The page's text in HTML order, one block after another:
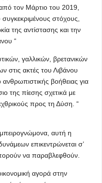
τον Μάρτιο του 2019,
στόχους,
της αντίστασης και την
“
γαλλικών, βρετανικών
στις ακτές του Λιβάνου
ανθρωπιστικής βοήθειας για
της πίεσης σχετικά με
προς τη Δύση. “
αυτή η
επικεντρώνεται σ’
να παραβλεφθούν.
αγορά στην